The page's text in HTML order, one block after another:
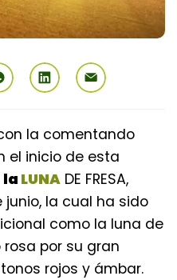
la comentando
el inicio de esta
la LUNA DE FRESA,
la cual ha sido
como la luna de
por su gran
rojos y ámbar.